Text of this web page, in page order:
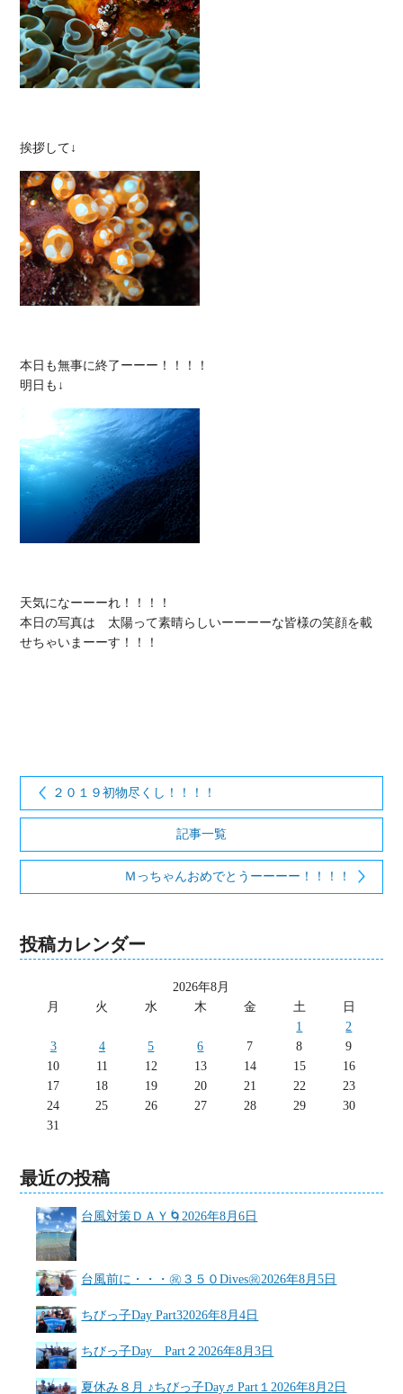
本日も無事に終了ーーー！！！！
天気になーーーれ！！！！
本日の写真は　太陽って素晴らしいーーーーな皆様の笑顔を載
せちゃいまーーす！！！
２０１９初物尽くし！！！！
記事一覧
Ｍっちゃんおめでとうーーーー！！！！
投稿カレンダー
2026年8月
月
火 水 木 金 土
日
1
2
3
4 5 6 7 8
9
10
11 12 13 14 15
16
17
18 19 20 21 22
23
24
25 26 27 28 29
30
31
最近の投稿
台風対策ＤＡＹ🌀 2026年8月6日
台風前に・・・㊗３５０Dives㊗2026年8月5日
ちびっ子Day Part32026年8月4日
ちびっ子Day Part２ 2026年8月3日
夏休み８月 ♪ちびっ子Day♬Part１ 2026年8月2日